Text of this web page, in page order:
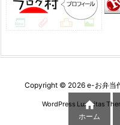
Copyright © 2026 e-お弁当
WordPress Luxeritas

ホーム